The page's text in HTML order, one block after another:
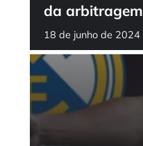
da arbitragem
18 de junho de 2024